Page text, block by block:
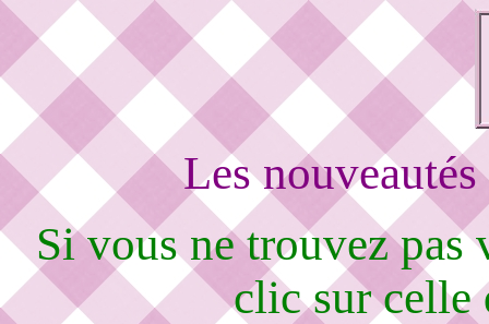
Les
Si vous ne trouvez pas
clic sur celle